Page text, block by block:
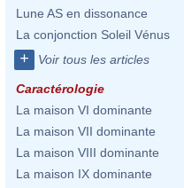
Lune AS en dissonance
La conjonction Soleil Vénus
+ Voir tous les articles
Caractérologie
La maison VI dominante
La maison VII dominante
La maison VIII dominante
La maison IX dominante